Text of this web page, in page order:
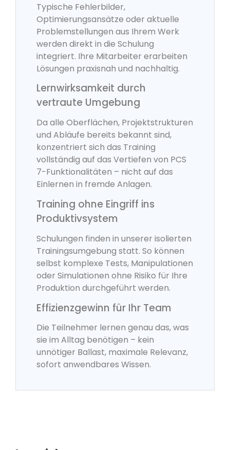
Typische Fehlerbilder,
Optimierungsansätze oder aktuelle
Problemstellungen aus Ihrem Werk
werden direkt in die Schulung
integriert. Ihre Mitarbeiter erarbeiten
Lösungen praxisnah und nachhaltig.
Lernwirksamkeit durch
vertraute Umgebung
Da alle Oberflächen, Projektstrukturen
und Abläufe bereits bekannt sind,
konzentriert sich das Training
vollständig auf das Vertiefen von PCS
7-Funktionalitäten – nicht auf das
Einlernen in fremde Anlagen.
Training ohne Eingriff ins
Produktivsystem
Schulungen finden in unserer isolierten
Trainingsumgebung statt. So können
selbst komplexe Tests, Manipulationen
oder Simulationen ohne Risiko für Ihre
Produktion durchgeführt werden.
Effizienzgewinn für Ihr Team
Die Teilnehmer lernen genau das, was
sie im Alltag benötigen – kein
unnötiger Ballast, maximale Relevanz,
sofort anwendbares Wissen.